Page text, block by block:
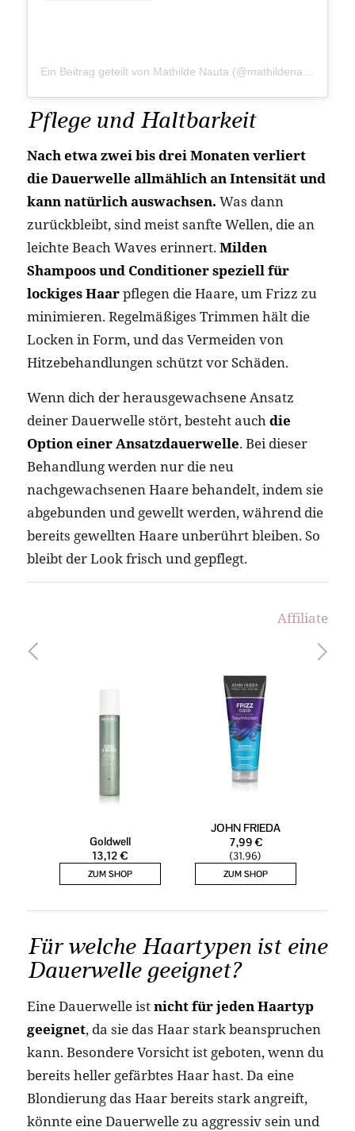
Pflege und Haltbarkeit
Nach etwa zwei bis drei Monaten verliert
die Dauerwelle allmählich an Intensität und
kann natürlich auswachsen. Was dann
zurückbleibt, sind meist sanfte Wellen, die an
leichte Beach Waves erinnert. Milden
Shampoos und Conditioner speziell für
lockiges Haarpflegen die Haare, um Frizz zu
minimieren. Regelmäßiges Trimmen hält die
Locken in Form, und das Vermeiden von
Hitzebehandlungen schützt vor Schäden.
Wenn dich der herausgewachsene Ansatz
deiner Dauerwelle stört, besteht auchdie
Option einer Ansatzdauerwelle. Bei dieser
Behandlung werden nur die neu
nachgewachsenen Haare behandelt, indem sie
abgebunden und gewellt werden, während die
bereits gewellten Haare unberührt bleiben. So
bleibt der Look frisch und gepflegt.
Affiliate
Für welche Haartypen ist eine
Dauerwelle geeignet?
Eine Dauerwelle istnicht für jeden Haartyp
geeignet, da sie das Haar stark beanspruchen
kann. Besondere Vorsicht ist geboten, wenn du
bereits heller gefärbtes Haar hast. Da eine
Blondierung das Haar bereits stark angreift,
könnte eine Dauerwelle zu aggressiv sein und